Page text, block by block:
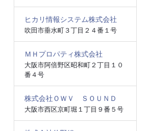
ヒカリ情報システム株式会社
吹田市垂水町３丁目２４番１号
ＭＨプロパティ株式会社
大阪市阿倍野区昭和町２丁目１０
番４号
株式会社ＯＷＶ ＳＯＵＮＤ
大阪市西区京町堀１丁目９番５号